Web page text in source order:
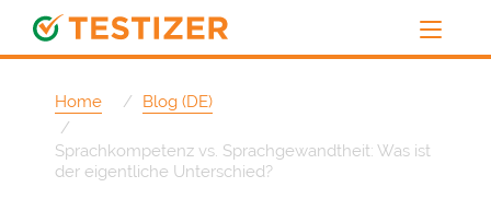
Home Blog (DE)
Sprachkompetenz vs. Sprachgewandtheit: Was ist
der eigentliche Unterschied?